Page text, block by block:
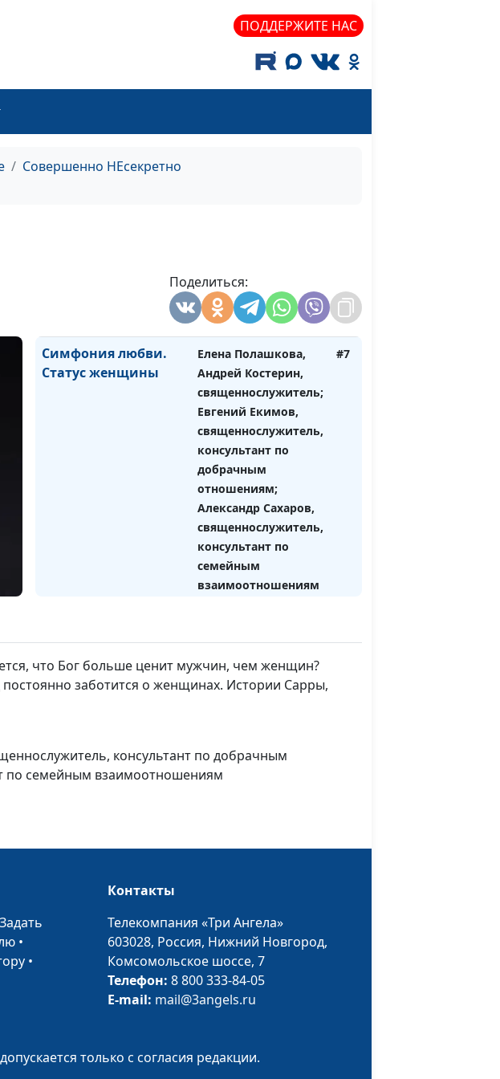
ПОДДЕРЖИТЕ НАС
Совершенно НЕсекретно
Поделиться:
консультант по
семейным
взаимоотношениям
Симфония любви.
Елена Полашкова,
консультант по
семейным
взаимоотношениям
#8
Симфония любви.
Статус женщины
Елена Полашкова,
Андрей Костерин,
священнослужитель;
Евгений Екимов,
священнослужитель,
консультант по
добрачным
отношениям;
Александр Сахаров,
священнослужитель,
консультант по
семейным
взаимоотношениям
#7
равенство?
Евгений Екимов,
священнослужитель,
отношениям;
Александр Сахаров,
взаимоотношениям
Симфония любви.
Прерванная мелодия
священнослужитель;
Евгений Екимов,
священнослужитель,
консультант по
добрачным
священнослужитель,
что Бог больше ценит мужчин, чем женщин?
заботится о женщинах. Истории Сарры,
консультант по добрачным
по семейным взаимоотношениям
Задать
•
•
Контакты
Телекомпания «Три Ангела»
603028, Россия, Нижний Новгород,
Комсомольское шоссе, 7
Телефон: 8 800 333-84-05
E-mail: mail@3angels.ru
только с согласия редакции.